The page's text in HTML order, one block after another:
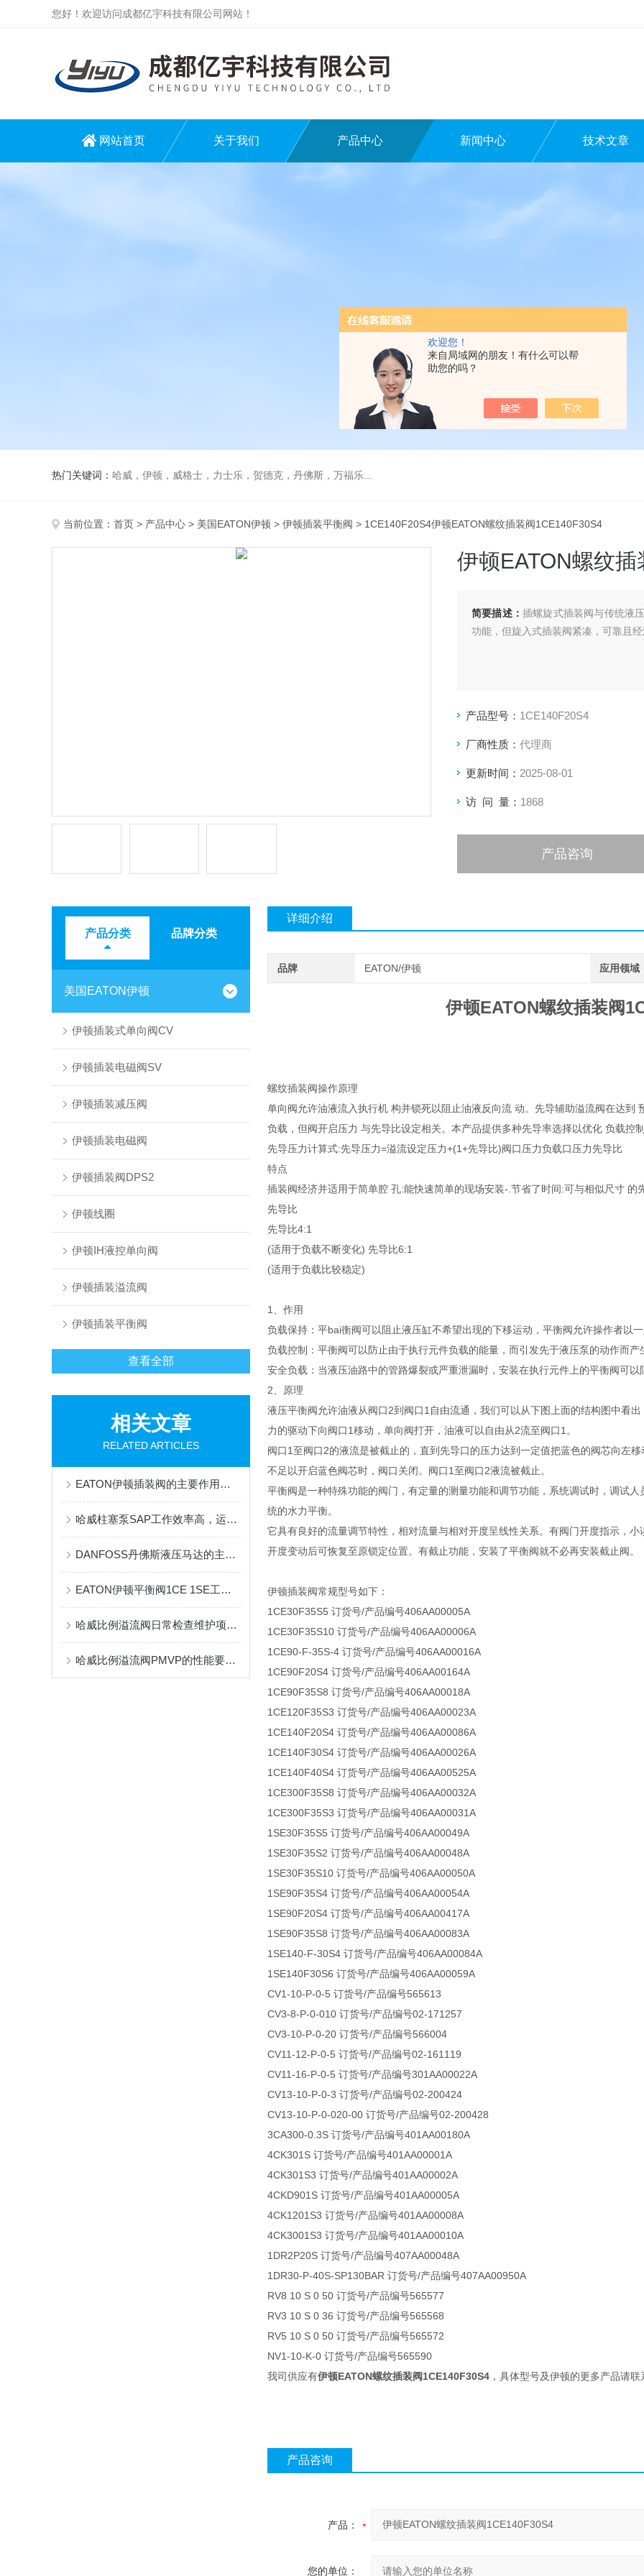
欢迎您！
来自局域网的朋友！有什么可以帮
助您的吗？
您好！欢迎访问成都亿宇科技有限公司网站！
网站首页 关于我们 产品中心 新闻中心 技术文章
热门关键词： 哈威，伊顿，威格士，力士乐，贺德克，丹佛斯，万福乐...
当前位置： 首页 > 产品中心 > 美国EATON伊顿 > 伊顿插装平衡阀 > 1CE140F20S4伊顿EATON螺纹插装阀1CE140F30S4
伊顿EATON螺纹
简要描述： 插螺旋式插装阀与传统液
功能，但旋入式插装阀紧凑，可靠且
产品型号： 1CE140F20S4
厂商性质： 代理商
更新时间： 2025-08-01
访 问 量： 1868
产品咨询
产品分类 品牌分类
美国EATON伊顿
伊顿插装式单向阀CV
伊顿插装电磁阀SV
伊顿插装减压阀
伊顿插装电磁阀
伊顿插装阀DPS2
伊顿线圈
伊顿IH液控单向阀
伊顿插装溢流阀
伊顿插装平衡阀
查看全部
相关文章
RELATED ARTICLES
EATON伊顿插装阀的主要作用都有哪些？
哈威柱塞泵SAP工作效率高，运行流畅
DANFOSS丹佛斯液压马达的主要特点和应用领域
EATON伊顿平衡阀1CE 1SE工作原理
哈威比例溢流阀日常检查维护项目有什么？
哈威比例溢流阀PMVP的性能要求有哪些？这里有着详细的分析
详细介绍
品牌 EATON/伊顿 应用领域
伊顿EATON螺纹插装阀
螺纹插装阀操作原理
单向阀允许油液流入执行机 构并锁死以阻止油液反向流 动。先导辅助溢流阀在达
负载，但阀开启压力 与先导比设定相关。本产品提供多种先导率选择以优化 负载控
先导压力计算式:先导压力=溢流设定压力+(1+先导比)阀口压力负载口压力先导比
特点
插装阀经济并适用于简单腔 孔:能快速简单的现场安装-.节省了时间:可与相似尺寸 的
先导比
先导比4:1
(适用于负载不断变化) 先导比6:1
(适用于负载比较稳定)
1、作用
负载保持：平bai衡阀可以阻止液压缸不希望出现的下移运动，平衡阀允许操作者以
负载控制：平衡阀可以防止由于执行元件负载的能量，而引发先于液压泵的动作而
安全负载：当液压油路中的管路爆裂或严重泄漏时，安装在执行元件上的平衡阀可
2、原理
液压平衡阀允许油液从阀口2到阀口1自由流通，我们可以从下图上面的结构图中看
力的驱动下向阀口1移动，单向阀打开，油液可以自由从2流至阀口1。
阀口1至阀口2的液流是被截止的，直到先导口的压力达到一定值把蓝色的阀芯向左
不足以开启蓝色阀芯时，阀口关闭。阀口1至阀口2液流被截止。
平衡阀是一种特殊功能的阀门，有定量的测量功能和调节功能，系统调试时，调试
统的水力平衡。
它具有良好的流量调节特性，相对流量与相对开度呈线性关系。有阀门开度指示，
开度变动后可恢复至原锁定位置。有截止功能，安装了平衡阀就不必再安装截止阀。
伊顿插装阀常规型号如下：
1CE30F35S5 订货号/产品编号406AA00005A
1CE30F35S10 订货号/产品编号406AA00006A
1CE90-F-35S-4 订货号/产品编号406AA00016A
1CE90F20S4 订货号/产品编号406AA00164A
1CE90F35S8 订货号/产品编号406AA00018A
1CE120F35S3 订货号/产品编号406AA00023A
1CE140F20S4 订货号/产品编号406AA00086A
1CE140F30S4 订货号/产品编号406AA00026A
1CE140F40S4 订货号/产品编号406AA00525A
1CE300F35S8 订货号/产品编号406AA00032A
1CE300F35S3 订货号/产品编号406AA00031A
1SE30F35S5 订货号/产品编号406AA00049A
1SE30F35S2 订货号/产品编号406AA00048A
1SE30F35S10 订货号/产品编号406AA00050A
1SE90F35S4 订货号/产品编号406AA00054A
1SE90F20S4 订货号/产品编号406AA00417A
1SE90F35S8 订货号/产品编号406AA00083A
1SE140-F-30S4 订货号/产品编号406AA00084A
1SE140F30S6 订货号/产品编号406AA00059A
CV1-10-P-0-5 订货号/产品编号565613
CV3-8-P-0-010 订货号/产品编号02-171257
CV3-10-P-0-20 订货号/产品编号566004
CV11-12-P-0-5 订货号/产品编号02-161119
CV11-16-P-0-5 订货号/产品编号301AA00022A
CV13-10-P-0-3 订货号/产品编号02-200424
CV13-10-P-0-020-00 订货号/产品编号02-200428
3CA300-0.3S 订货号/产品编号401AA00180A
4CK301S 订货号/产品编号401AA00001A
4CK301S3 订货号/产品编号401AA00002A
4CKD901S 订货号/产品编号401AA00005A
4CK1201S3 订货号/产品编号401AA00008A
4CK3001S3 订货号/产品编号401AA00010A
1DR2P20S 订货号/产品编号407AA00048A
1DR30-P-40S-SP130BAR 订货号/产品编号407AA00950A
RV8 10 S 0 50 订货号/产品编号565577
RV3 10 S 0 36 订货号/产品编号565568
RV5 10 S 0 50 订货号/产品编号565572
NV1-10-K-0 订货号/产品编号565590
我司供应有伊顿EATON螺纹插装阀1CE140F30S4 ，具体型号及伊顿的更多产品请联
产品咨询
产品：
您的单位：